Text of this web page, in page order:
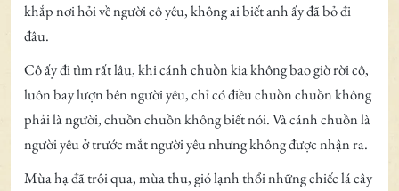
khắp nơi hỏi về người cô yêu, không ai biết anh ấy đã bỏ đi
đâu.
Cô ấy đi tìm rất lâu, khi cánh chuồn kia không bao giờ rời cô,
luôn bay lượn bên người yêu, chỉ có điều chuồn chuồn không
phải là người, chuồn chuồn không biết nói. Và cánh chuồn là
người yêu ở trước mắt người yêu nhưng không được nhận ra.
Mùa hạ đã trôi qua, mùa thu, gió lạnh thổi những chiếc lá cây